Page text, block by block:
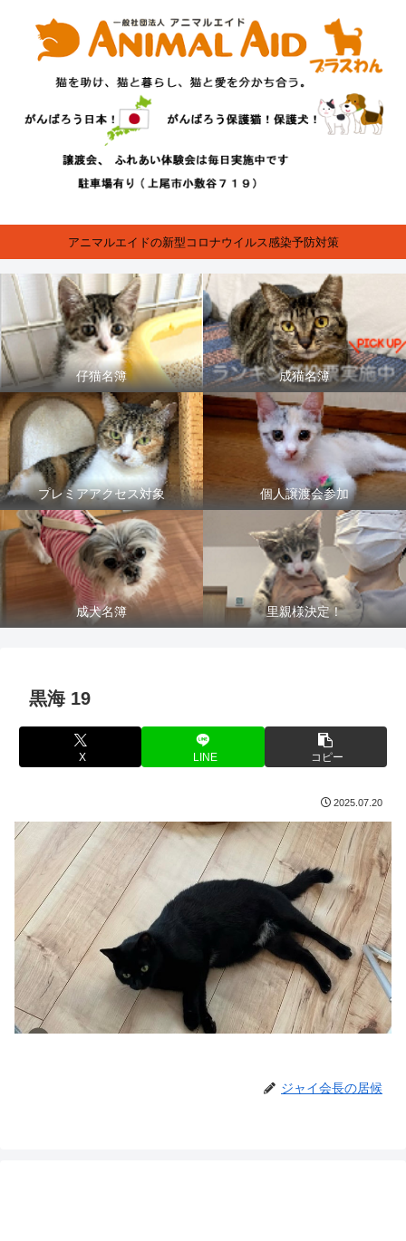
アニマルエイドの新型コロナウイルス感染予防対策
仔猫名簿 成猫名簿
プレミアアクセス対象 個人譲渡会参加
成犬名簿 里親様決定！
黒海 19
X LINE コピー
2025.07.20
ジャイ会長の居候